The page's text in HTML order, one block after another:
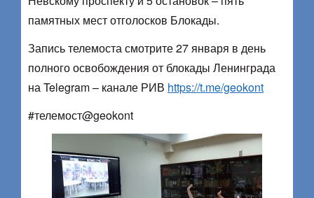
памятных мест отголосков Блокады.
Запись телемоста смотрите 27 января в день
полного освобождения от блокады Ленинграда
на Telegram – канале РИВ https://t.me/geokont
#телемост@geokont